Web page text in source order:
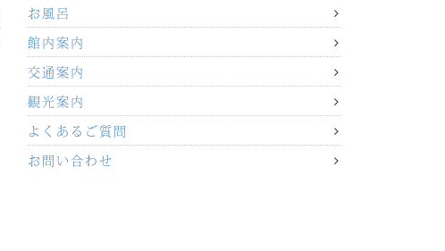
お風呂
館内案内
交通案内
観光案内
よくあるご質問
お問い合わせ